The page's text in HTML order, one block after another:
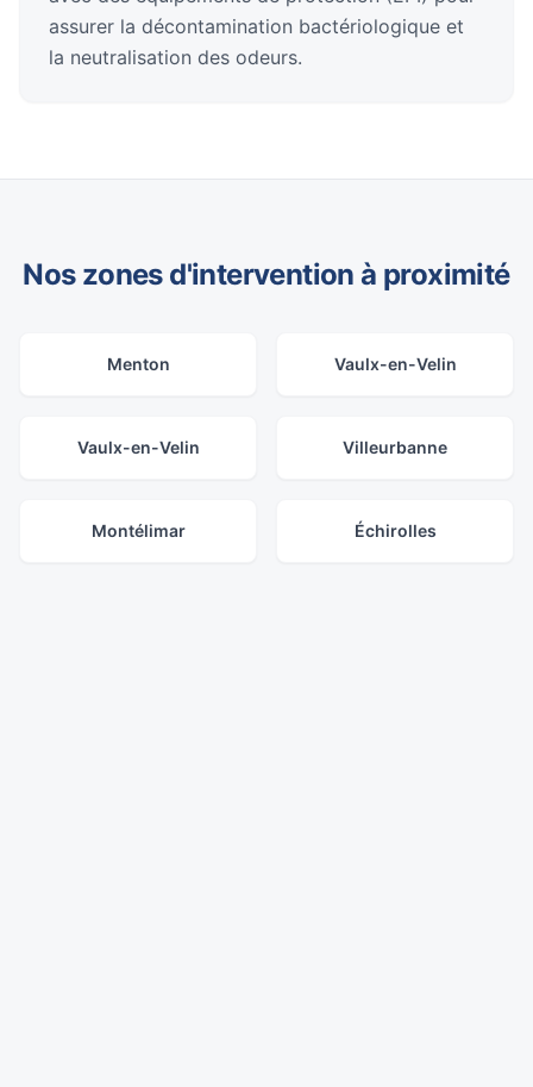
assurer la décontamination bactériologique et
la neutralisation des odeurs.
Nos zones d'intervention à proximité
Menton Vaulx-en-Velin
Vaulx-en-Velin Villeurbanne
Montélimar Échirolles